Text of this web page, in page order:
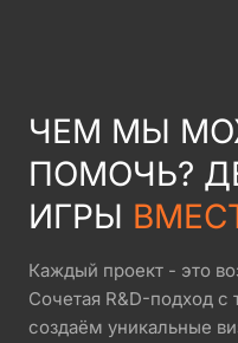
ЧЕМ МЫ
ПОМОЧЬ?
ИГРЫ
Каждый проект - это
Сочетая R&D-подход
создаём уникальные